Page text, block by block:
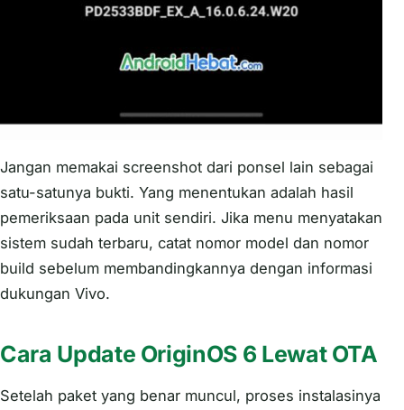
Jangan memakai screenshot dari ponsel lain sebagai
satu-satunya bukti. Yang menentukan adalah hasil
pemeriksaan pada unit sendiri. Jika menu menyatakan
sistem sudah terbaru, catat nomor model dan nomor
build sebelum membandingkannya dengan informasi
dukungan Vivo.
Cara Update OriginOS 6 Lewat OTA
Setelah paket yang benar muncul, proses instalasinya